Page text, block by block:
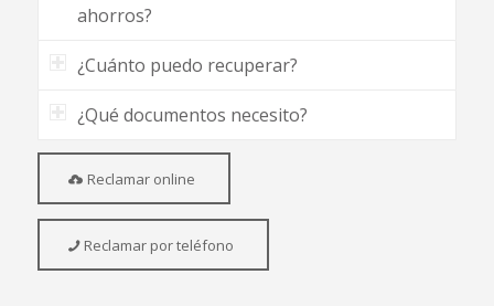
ahorros?
¿Cuánto puedo recuperar?
¿Qué documentos necesito?
Reclamar online
Reclamar por teléfono